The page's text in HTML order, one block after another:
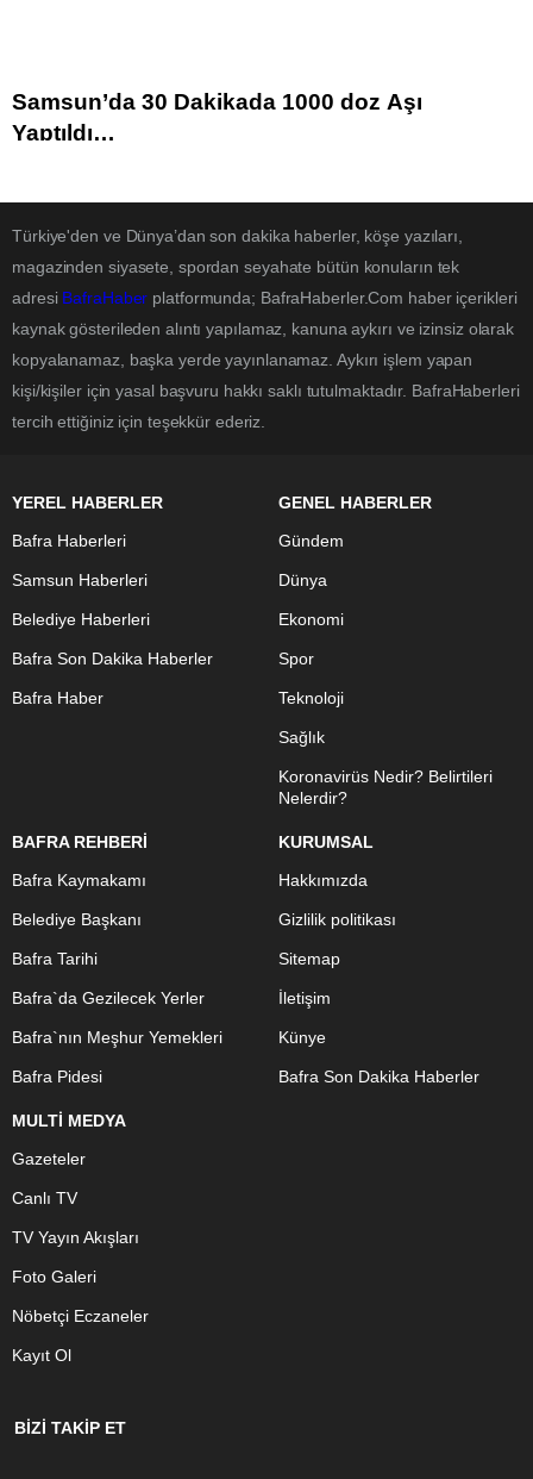
Samsun’da 30 Dakikada 1000 doz Aşı
Yaptıldı…
Türkiye'den ve Dünya’dan son dakika haberler, köşe yazıları,
magazinden siyasete, spordan seyahate bütün konuların tek
adresi BafraHaber platformunda; BafraHaberler.Com haber içerikleri
kaynak gösterileden alıntı yapılamaz, kanuna aykırı ve izinsiz olarak
kopyalanamaz, başka yerde yayınlanamaz. Aykırı işlem yapan
kişi/kişiler için yasal başvuru hakkı saklı tutulmaktadır. BafraHaberleri
tercih ettiğiniz için teşekkür ederiz.
YEREL HABERLER
Bafra Haberleri
Samsun Haberleri
Belediye Haberleri
Bafra Son Dakika Haberler
Bafra Haber
GENEL HABERLER
Gündem
Dünya
Ekonomi
Spor
Teknoloji
Sağlık
Koronavirüs Nedir? Belirtileri
Nelerdir?
BAFRA REHBERİ
Bafra Kaymakamı
Belediye Başkanı
Bafra Tarihi
Bafra`da Gezilecek Yerler
Bafra`nın Meşhur Yemekleri
Bafra Pidesi
KURUMSAL
Hakkımızda
Gizlilik politikası
Sitemap
İletişim
Künye
Bafra Son Dakika Haberler
MULTİ MEDYA
Gazeteler
Canlı TV
TV Yayın Akışları
Foto Galeri
Nöbetçi Eczaneler
Kayıt Ol
BİZİ TAKİP ET